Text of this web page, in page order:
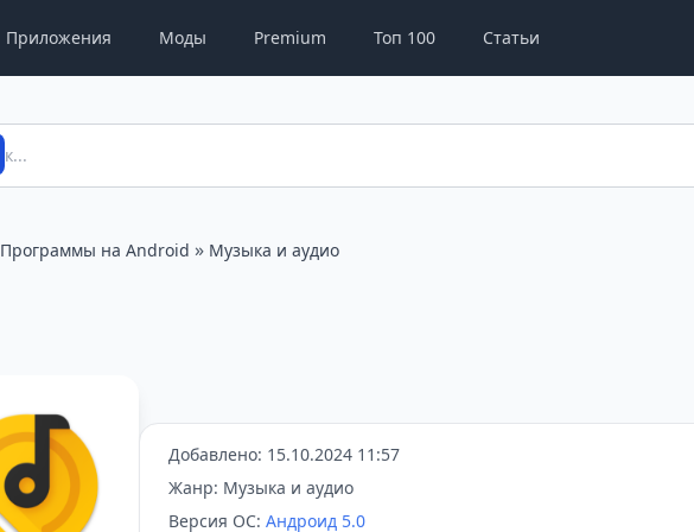
Приложения Моды Premium Топ 100 Статьи
Программы на Android » Музыка и аудио
Добавлено: 15.10.2024 11:57
Жанр: Музыка и аудио
Версия ОС: Андроид 5.0